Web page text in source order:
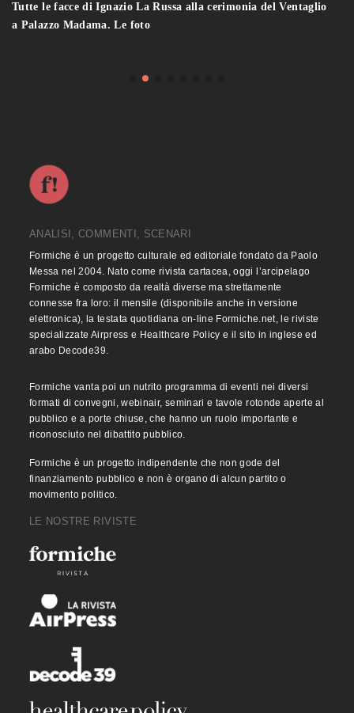
Tutte le facce di Ignazio La Russa alla cerimonia del Ventaglio
a Palazzo Madama. Le foto
ANALISI, COMMENTI, SCENARI
Formiche è un progetto culturale ed editoriale fondato da Paolo
Messa nel 2004. Nato come rivista cartacea, oggi l’arcipelago
Formiche è composto da realtà diverse ma strettamente
connesse fra loro: il mensile (disponibile anche in versione
elettronica), la testata quotidiana on-line Formiche.net, le riviste
specializzate Airpress e Healthcare Policy e il sito in inglese ed
arabo Decode39.
Formiche vanta poi un nutrito programma di eventi nei diversi
formati di convegni, webinair, seminari e tavole rotonde aperte al
pubblico e a porte chiuse, che hanno un ruolo importante e
riconosciuto nel dibattito pubblico.
Formiche è un progetto indipendente che non gode del
finanziamento pubblico e non è organo di alcun partito o
movimento politico.
LE NOSTRE RIVISTE